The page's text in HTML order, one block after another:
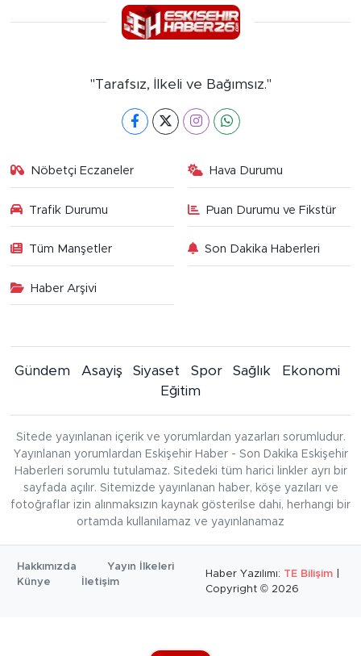
"Tarafsız, İlkeli ve Bağımsız."
Nöbetçi Eczaneler Hava Durumu
Trafik Durumu Puan Durumu ve Fikstür
Tüm Manşetler Son Dakika Haberleri
Haber Arşivi
Gündem Asayiş Siyaset Spor Sağlık
Ekonomi
Eğitim
Sitede yayınlanan içerik ve yorumlardan yazarları sorumludur.
Yayınlanan yorumlardan Eskişehir Haber - Son Dakika Eskişehir
Haberleri sorumlu tutulamaz. Sitedeki tüm harici linkler ayrı bir
sayfada açılır. Sitemizde yayınlanan haber, köşe yazıları ve
fotoğraflar izin alınmaksızın kaynak gösterilse dahi, herhangi bir
ortamda kullanılamaz ve yayınlanamaz
Hakkımızda
Yayın İlkeleri
Künye
İletişim
Haber Yazılımı: TE Bilişim
Copyright © 2026